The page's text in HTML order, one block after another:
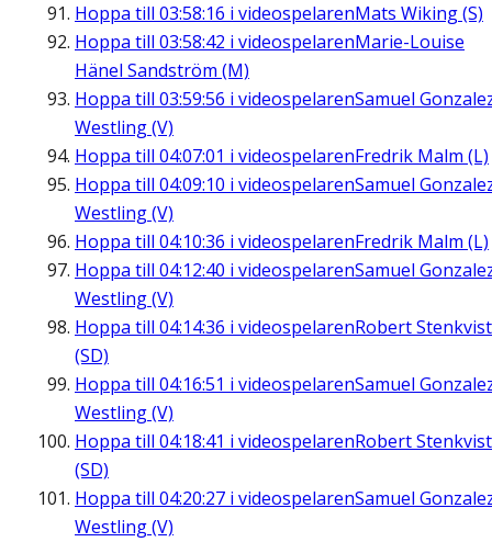
Hoppa till 03:58:16 i videospelarenMats Wiking (S)
Hoppa till 03:58:42 i videospelarenMarie-Louise
Hänel Sandström (M)
Hoppa till 03:59:56 i videospelarenSamuel
Westling (V)
Hoppa till 04:07:01 i videospelarenFredrik Malm (L)
Hoppa till 04:09:10 i videospelarenSamuel
Westling (V)
Hoppa till 04:10:36 i videospelarenFredrik Malm (L)
Hoppa till 04:12:40 i videospelarenSamuel
Westling (V)
Hoppa till 04:14:36 i videospelarenRobert Stenkvist
(SD)
Hoppa till 04:16:51 i videospelarenSamuel
Westling (V)
Hoppa till 04:18:41 i videospelarenRobert Stenkvist
(SD)
Hoppa till 04:20:27 i videospelarenSamuel
Westling (V)